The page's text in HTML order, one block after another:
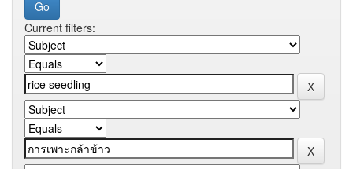
Current filters: